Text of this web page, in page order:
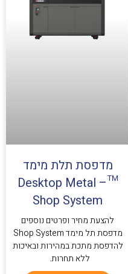
מדפסת תלת מימד
™Desktop Metal –
Shop System
להצעת מחיר ופרטים נוספים
מדפסת תל מימד Shop System
להדפסת מתכת במהירות ובאיכות
ללא תחרות.